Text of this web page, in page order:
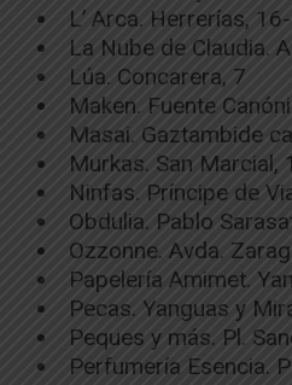
L’ Arca. Herrerías,
La Nube de Claudia.
Lúa. Concarera, 7
Maken. Fuente
Masai. Gaztambide
Murkas. San Marcial,
Ninfas. Príncipe de
Obdulia. Pablo
Ozzonne. Avda.
Papelería Amimet.
Pecas. Yanguas y
Peques y más. Pl.
Perfumería Esencia.